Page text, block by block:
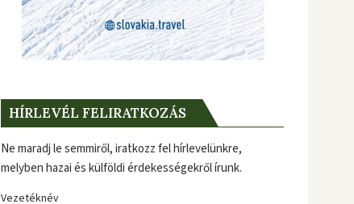
HÍRLEVÉL FELIRATKOZÁS
Ne maradj le semmiről, iratkozz fel hírlevelünkre,
melyben hazai és külföldi érdekességekről írunk.
Vezetéknév